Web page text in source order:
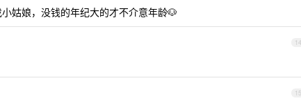
姑娘，没钱的年纪大的才不介意年龄🐶
14
15